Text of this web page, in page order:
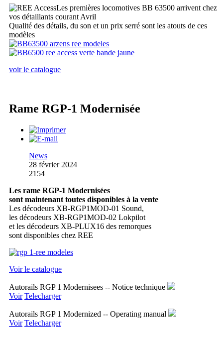
Les premières locomotives BB 63500 arrivent chez
vos détaillants courant Avril
Qualité des détails, du son et un prix serré sont les atouts de ces
modèles
voir le catalogue
Rame RGP-1 Modernisée
News
28 février 2024
2154
Les rame RGP-1 Modernisées
sont maintenant toutes disponibles à la vente
Les décodeurs XB-RGP1MOD-01 Sound,
les décodeurs XB-RGP1MOD-02 Lokpilot
et les décodeurs XB-PLUX16 des remorques
sont disponibles chez REE
Voir le catalogue
Autorails RGP 1 Modernisees -- Notice technique
Voir Telecharger
Autorails RGP 1 Modernized -- Operating manual
Voir Telecharger